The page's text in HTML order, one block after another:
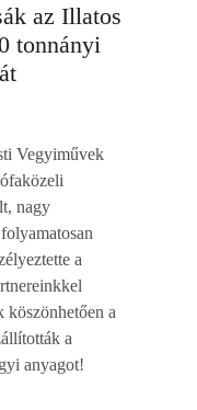
az Illatos
tonnányi
Vegyiművek
nagy
a
köszönhetően a
a
anyagot!